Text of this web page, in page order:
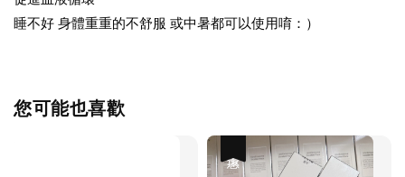
睡不好 身體重重的不舒服 或中暑都可以使用唷：）
您可能也喜歡